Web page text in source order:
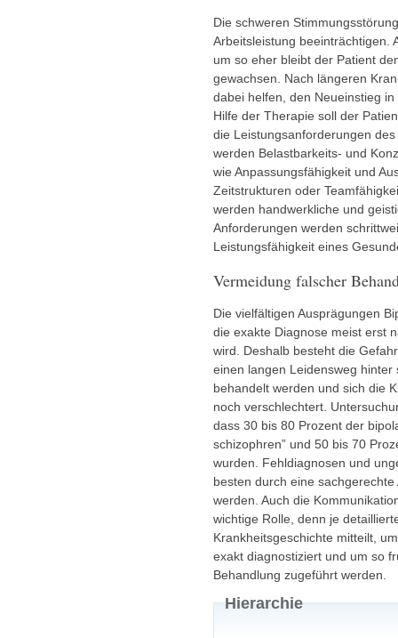
Die schweren
Arbeitsleistung beeinträchtigen.
um so eher bleibt der Patient
gewachsen. Nach längeren
dabei helfen, den Neueinstieg
Hilfe der Therapie soll der
die Leistungsanforderungen
werden Belastbarkeits- und
wie Anpassungsfähigkeit und
Zeitstrukturen oder
werden handwerkliche und
Anforderungen werden
Leistungsfähigkeit eines
Vermeidung falscher
Die vielfältigen Ausprägungen
die exakte Diagnose meist erst
wird. Deshalb besteht die
einen langen Leidensweg
behandelt werden und sich die
noch verschlechtert.
dass 30 bis 80 Prozent der
schizophren” und 50 bis 70
wurden. Fehldiagnosen und
besten durch eine
werden. Auch die
wichtige Rolle, denn je
Krankheitsgeschichte mitteilt,
exakt diagnostiziert und um so
Behandlung zugeführt werden.
Hierarchie